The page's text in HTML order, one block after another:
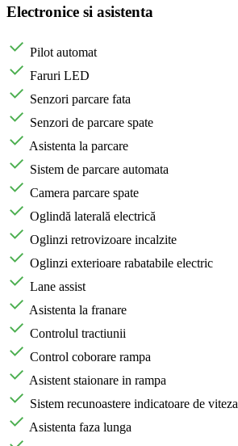
Electronice si asistenta
Pilot automat
Faruri LED
Senzori parcare fata
Senzori de parcare spate
Asistenta la parcare
Sistem de parcare automata
Camera parcare spate
Oglindă laterală electrică
Oglinzi retrovizoare incalzite
Oglinzi exterioare rabatabile electric
Lane assist
Asistenta la franare
Controlul tractiunii
Control coborare rampa
Asistent staionare in rampa
Sistem recunoastere indicatoare de viteza
Asistenta faza lunga